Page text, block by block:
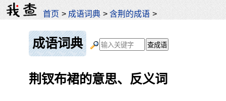
首页 > 成语词典 >含荆的成语 >
成语词典
荆钗布裙的意思、反义词